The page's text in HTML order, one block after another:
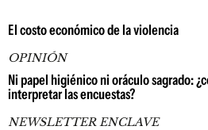
El costo económico de la violencia
OPINIÓN
Ni papel higiénico ni oráculo sagrado:
interpretar las encuestas?
NEWSLETTER ENCLAVE